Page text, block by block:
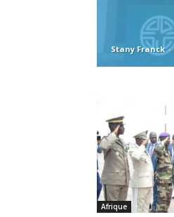
Stany Franck -
Afrique